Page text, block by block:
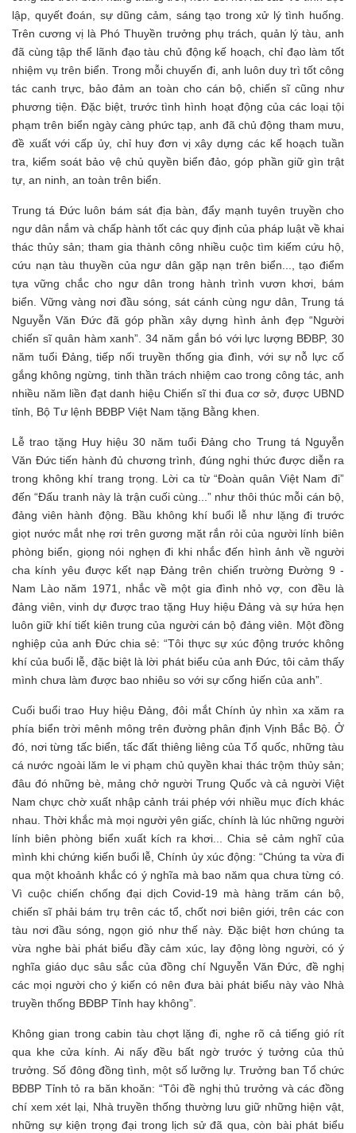
lập, quyết đoán, sự dũng cảm, sáng tạo trong xử lý tình huống.
Trên cương vị là Phó Thuyền trưởng phụ trách, quản lý tàu, anh
đã cùng tập thể lãnh đạo tàu chủ động kế hoạch, chỉ đạo làm tốt
nhiệm vụ trên biển. Trong mỗi chuyến đi, anh luôn duy trì tốt công
tác canh trực, bảo đảm an toàn cho cán bộ, chiến sĩ cũng như
phương tiện. Đặc biệt, trước tình hình hoạt động của các loại tội
phạm trên biển ngày càng phức tạp, anh đã chủ động tham mưu,
đề xuất với cấp ủy, chỉ huy đơn vị xây dựng các kế hoạch tuần
tra, kiểm soát bảo vệ chủ quyền biển đảo, góp phần giữ gìn trật
tự, an ninh, an toàn trên biển.
Trung tá Đức luôn bám sát địa bàn, đẩy mạnh tuyên truyền cho
ngư dân nắm và chấp hành tốt các quy định của pháp luật về khai
thác thủy sản; tham gia thành công nhiều cuộc tìm kiếm cứu hộ,
cứu nạn tàu thuyền của ngư dân gặp nạn trên biển..., tạo điểm
tựa vững chắc cho ngư dân trong hành trình vươn khơi, bám
biển. Vững vàng nơi đầu sóng, sát cánh cùng ngư dân, Trung tá
Nguyễn Văn Đức đã góp phần xây dựng hình ảnh đẹp “Người
chiến sĩ quân hàm xanh”. 34 năm gắn bó với lực lượng BĐBP, 30
năm tuổi Đảng, tiếp nối truyền thống gia đình, với sự nỗ lực cố
gắng không ngừng, tinh thần trách nhiệm cao trong công tác, anh
nhiều năm liền đạt danh hiệu Chiến sĩ thi đua cơ sở, được UBND
tỉnh, Bộ Tư lệnh BĐBP Việt Nam tặng Bằng khen.
Lễ trao tặng Huy hiệu 30 năm tuổi Đảng cho Trung tá Nguyễn
Văn Đức tiến hành đủ chương trình, đúng nghi thức được diễn ra
trong không khí trang trọng. Lời ca từ “Đoàn quân Việt Nam đi”
đến “Đấu tranh này là trận cuối cùng...” như thôi thúc mỗi cán bộ,
đảng viên hành động. Bầu không khí buổi lễ như lặng đi trước
giọt nước mắt nhẹ rơi trên gương mặt rắn rỏi của người lính biên
phòng biển, giọng nói nghẹn đi khi nhắc đến hình ảnh về người
cha kính yêu được kết nạp Đảng trên chiến trường Đường 9 -
Nam Lào năm 1971, nhắc về một gia đình nhỏ vợ, con đều là
đảng viên, vinh dự được trao tặng Huy hiệu Đảng và sự hứa hẹn
luôn giữ khí tiết kiên trung của người cán bộ đảng viên. Một đồng
nghiệp của anh Đức chia sẻ: “Tôi thực sự xúc động trước không
khí của buổi lễ, đặc biệt là lời phát biểu của anh Đức, tôi cảm thấy
mình chưa làm được bao nhiêu so với sự cống hiến của anh”.
Cuối buổi trao Huy hiệu Đảng, đôi mắt Chính ủy nhìn xa xăm ra
phía biển trời mênh mông trên đường phân định Vịnh Bắc Bộ. Ở
đó, nơi từng tấc biển, tấc đất thiêng liêng của Tổ quốc, những tàu
cá nước ngoài lăm le vi phạm chủ quyền khai thác trộm thủy sản;
đâu đó những bè, mảng chở người Trung Quốc và cả người Việt
Nam chực chờ xuất nhập cảnh trái phép với nhiều mục đích khác
nhau. Thời khắc mà mọi người yên giấc, chính là lúc những người
lính biên phòng biển xuất kích ra khơi... Chia sẻ cảm nghĩ của
mình khi chứng kiến buổi lễ, Chính ủy xúc động: “Chúng ta vừa đi
qua một khoảnh khắc có ý nghĩa mà bao năm qua chưa từng có.
Vì cuộc chiến chống đại dịch Covid-19 mà hàng trăm cán bộ,
chiến sĩ phải bám trụ trên các tổ, chốt nơi biên giới, trên các con
tàu nơi đầu sóng, ngọn gió như thế này. Đặc biệt hơn chúng ta
vừa nghe bài phát biểu đầy cảm xúc, lay động lòng người, có ý
nghĩa giáo dục sâu sắc của đồng chí Nguyễn Văn Đức, đề nghị
các mọi người cho ý kiến có nên đưa bài phát biểu này vào Nhà
truyền thống BĐBP Tỉnh hay không”.
Không gian trong cabin tàu chợt lặng đi, nghe rõ cả tiếng gió rít
qua khe cửa kính. Ai nấy đều bất ngờ trước ý tưởng của thủ
trưởng. Số đông đồng tình, một số lưỡng lự. Trưởng ban Tổ chức
BĐBP Tỉnh tỏ ra băn khoăn: “Tôi đề nghị thủ trưởng và các đồng
chí xem xét lại, Nhà truyền thống thường lưu giữ những hiện vật,
những sự kiện trọng đại trong lịch sử đã qua, còn bài phát biểu